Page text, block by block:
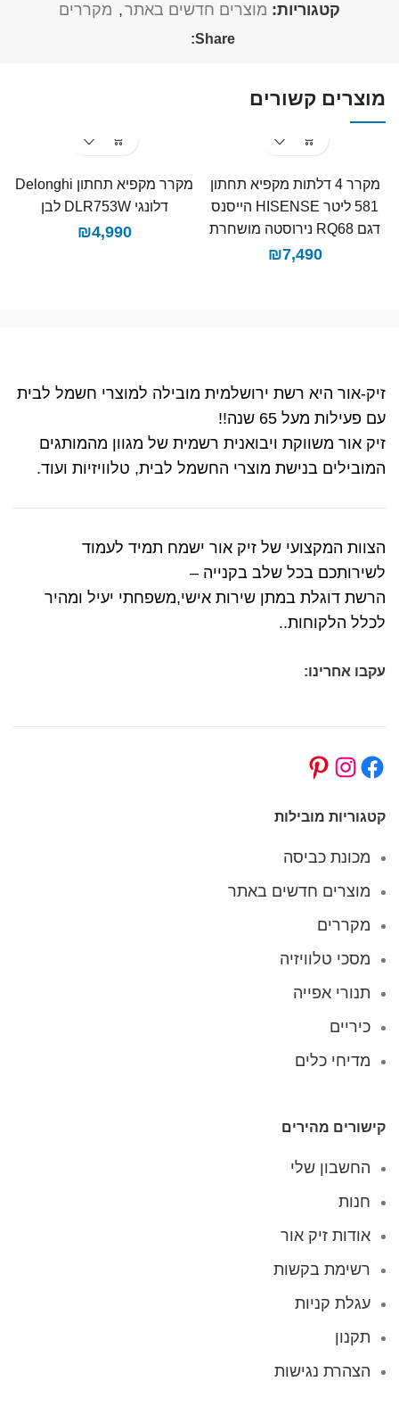
קטגוריות: מוצרים חדשים באתר, מקררים
Share:
מוצרים קשורים
מקרר 4 דלתות מקפיא תחתון
581 ליטר HISENSE הייסנס
דגם RQ68 נירוסטה מושחרת
₪7,490
מקרר ‏מקפיא תחתון Delonghi
דלונגי ‏DLR753W לבן
₪4,990
זיק-אור היא רשת ירושלמית מובילה למוצרי חשמל לבית
עם פעילות מעל 65 שנה!!
זיק אור משווקת ויבואנית רשמית של מגוון מהמותגים
המובילים בנישת מוצרי החשמל לבית, טלוויזיות ועוד.
הצוות המקצועי של זיק אור ישמח תמיד לעמוד
לשירותכם בכל שלב בקנייה –
הרשת דוגלת במתן שירות אישי,משפחתי יעיל ומהיר
לכלל הלקוחות..
עקבו אחרינו:
קטגוריות מובילות
מכונת כביסה
מוצרים חדשים באתר
מקררים
מסכי טלוויזיה
תנורי אפייה
כיריים
מדיחי כלים
קישורים מהירים
החשבון שלי
חנות
אודות זיק אור
רשימת בקשות
עגלת קניות
תקנון
הצהרת נגישות